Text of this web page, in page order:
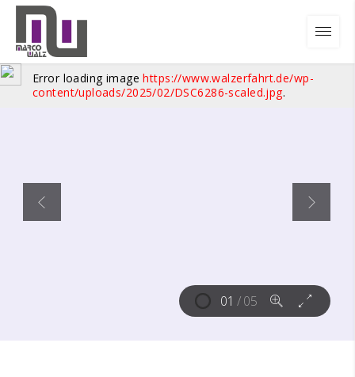
01 /05
Error loading imagehttps://www.walzerfahrt.de/wp-
content/uploads/2025/02/DSC6286-scaled.jpg.